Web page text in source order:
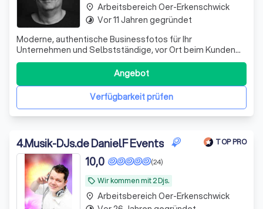
Moderne, authentische Businessfotos für Ihr
Unternehmen und Selbstständige, vor Ort beim Kunden
und im eigenen Studio im Ruhrgebiet.
Verfügbarkeit prüfen
Angebot
place Arbeitsbereich Oer-Erkenschwick
timelapse Vor 11 Jahren gegründet
4.Musik-DJs.de DanielF Events TOP PRO
local_offer Wir kommen mit 2 Djs.
(24)
10,0
place Arbeitsbereich Oer-Erkenschwick